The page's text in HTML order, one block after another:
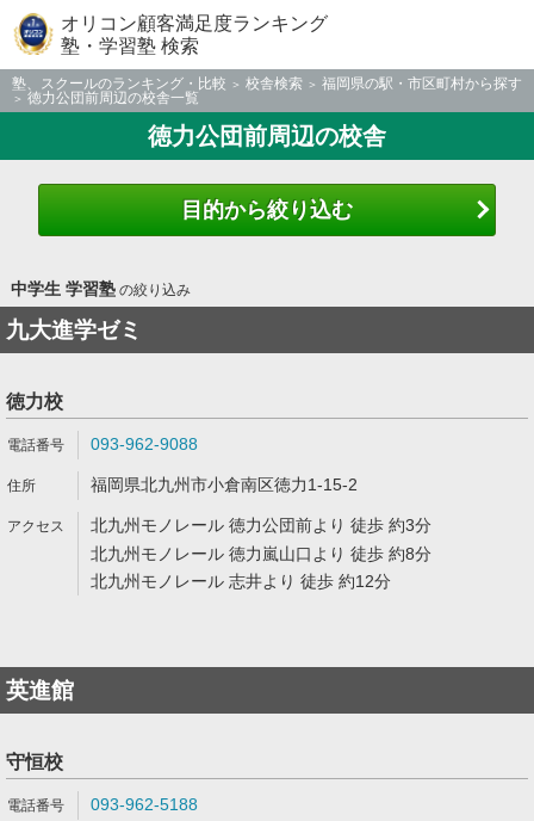
オリコン顧客満足度ランキング
塾・学習塾 検索
塾、スクールのランキング・比較 校舎検索
福岡県の駅・市区町村から探す
徳力公団前周辺の校舎一覧
徳力公団前周辺の校舎
目的から絞り込む
中学生 学習塾の絞り込み
九大進学ゼミ
徳力校
093-962-9088
福岡県北九州市小倉南区徳力1-15-2
北九州モノレール 徳力公団前より 徒歩 約3分
北九州モノレール 徳力嵐山口より 徒歩 約8分
北九州モノレール 志井より 徒歩 約12分
英進館
守恒校
093-962-5188